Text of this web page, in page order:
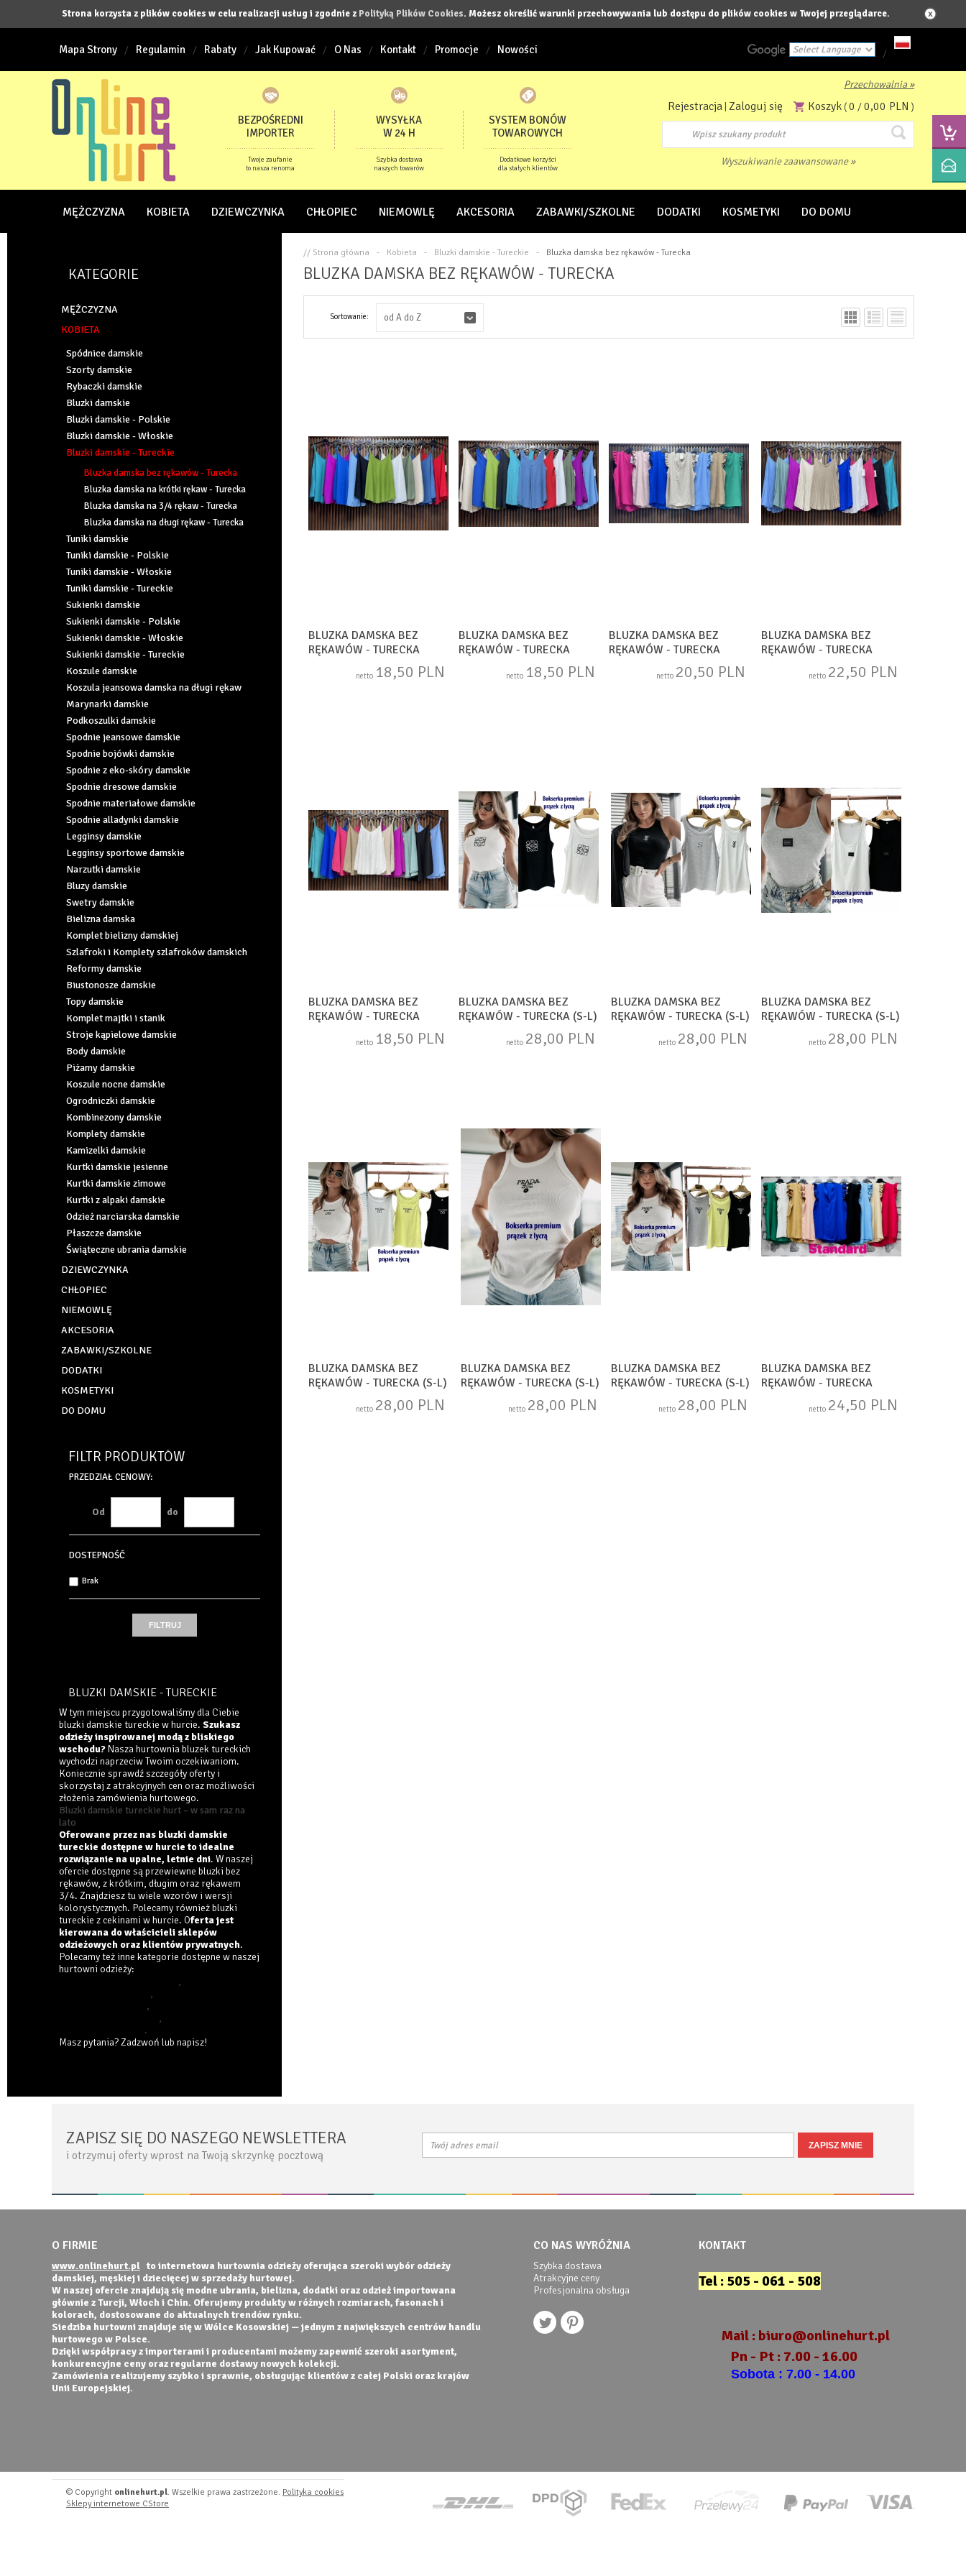
Strona korzysta z plików cookies w celu realizacji usług i zgodnie z Polityką Plików Cookies. Możesz określić warunki przechowywania lub dostępu do plików cookies w Twojej przeglądarce.
Mapa Strony Regulamin Rabaty Jak Kupować O Nas Kontakt Promocje Nowości /
BEZPOŚREDNI
IMPORTER
Twoje zaufanie
to nasza renoma
WYSYŁKA
W 24 H
Szybka dostawa
naszych towarów
SYSTEM BONÓW
TOWAROWYCH
Dodatkowe korzyści
dla stałych klientów
Przechowalnia »
Rejestracja Zaloguj się Koszyk (0 /0,00 PLN )
Wyszukiwanie zaawansowane »
MĘŻCZYZNA KOBIETA DZIEWCZYNKA CHŁOPIEC NIEMOWLĘ AKCESORIA ZABAWKI/SZKOLNE DODATKI KOSMETYKI DO DOMU
KATEGORIE
MĘŻCZYZNA
KOBIETA
Spódnice damskie
Szorty damskie
Rybaczki damskie
Bluzki damskie
Bluzki damskie - Polskie
Bluzki damskie - Włoskie
Bluzki damskie - Tureckie
Bluzka damska bez rękawów - Turecka
Bluzka damska na krótki rękaw - Turecka
Bluzka damska na 3/4 rękaw - Turecka
Bluzka damska na długi rękaw - Turecka
Tuniki damskie
Tuniki damskie - Polskie
Tuniki damskie - Włoskie
Tuniki damskie - Tureckie
Sukienki damskie
Sukienki damskie - Polskie
Sukienki damskie - Włoskie
Sukienki damskie - Tureckie
Koszule damskie
Koszula jeansowa damska na długi rękaw
Marynarki damskie
Podkoszulki damskie
Spodnie jeansowe damskie
Spodnie bojówki damskie
Spodnie z eko-skóry damskie
Spodnie dresowe damskie
Spodnie materiałowe damskie
Spodnie alladynki damskie
Legginsy damskie
Legginsy sportowe damskie
Narzutki damskie
Bluzy damskie
Swetry damskie
Bielizna damska
Komplet bielizny damskiej
Szlafroki i Komplety szlafroków damskich
Reformy damskie
Biustonosze damskie
Topy damskie
Komplet majtki i stanik
Stroje kąpielowe damskie
Body damskie
Piżamy damskie
Koszule nocne damskie
Ogrodniczki damskie
Kombinezony damskie
Komplety damskie
Kamizelki damskie
Kurtki damskie jesienne
Kurtki damskie zimowe
Kurtki z alpaki damskie
Odzież narciarska damskie
Płaszcze damskie
Świąteczne ubrania damskie
DZIEWCZYNKA
CHŁOPIEC
NIEMOWLĘ
AKCESORIA
ZABAWKI/SZKOLNE
DODATKI
KOSMETYKI
DO DOMU
FILTR PRODUKTÓW
PRZEDZIAŁ CENOWY:
Od do
DOSTEPNOŚĆ
Brak
BLUZKI DAMSKIE - TURECKIE
W tym miejscu przygotowaliśmy dla Ciebie
bluzki damskie tureckie w hurcie. Szukasz
odzieży inspirowanej modą z bliskiego
wschodu?Nasza hurtownia bluzek tureckich
wychodzi naprzeciw Twoim oczekiwaniom.
Koniecznie sprawdź szczegóły oferty i
skorzystaj z atrakcyjnych cen oraz możliwości
złożenia zamówienia hurtowego.
Bluzki damskie tureckie hurt – w sam raz na
lato
Oferowane przez nas bluzki damskie
tureckie dostępne w hurcie to idealne
rozwiązanie na upalne, letnie dni. W naszej
ofercie dostępne są przewiewne bluzki bez
rękawów, z krótkim, długim oraz rękawem
3/4. Znajdziesz tu wiele wzorów i wersji
kolorystycznych. Polecamy również bluzki
tureckie z cekinami w hurcie. Oferta jest
kierowana do właścicieli sklepów
odzieżowych oraz klientów prywatnych.
Polecamy też inne kategorie dostępne w naszej
hurtowni odzieży:
,
,
,
,
.
Masz pytania? Zadzwoń lub napisz!
// Strona główna - Kobieta - Bluzki damskie - Tureckie - Bluzka damska bez rękawów - Turecka
BLUZKA DAMSKA BEZ RĘKAWÓW - TURECKA
Sortowanie: od A do Z
BLUZKA DAMSKA BEZ
RĘKAWÓW - TURECKA
(STANDARD) DH17359
netto 18,50 PLN
BLUZKA DAMSKA BEZ
RĘKAWÓW - TURECKA
(STANDARD) DH17360
netto 18,50 PLN
BLUZKA DAMSKA BEZ
RĘKAWÓW - TURECKA
(STANDARD) DH17361
netto 20,50 PLN
BLUZKA DAMSKA BEZ
RĘKAWÓW - TURECKA
(STANDARD) DH17362
netto 22,50 PLN
BLUZKA DAMSKA BEZ
RĘKAWÓW - TURECKA
(STANDARD) DH17358
netto 18,50 PLN
BLUZKA DAMSKA BEZ
RĘKAWÓW - TURECKA (S-L)
netto 28,00 PLN
BLUZKA DAMSKA BEZ
RĘKAWÓW - TURECKA (S-L)
netto 28,00 PLN
BLUZKA DAMSKA BEZ
RĘKAWÓW - TURECKA (S-L)
netto 28,00 PLN
BLUZKA DAMSKA BEZ
RĘKAWÓW - TURECKA (S-L)
netto 28,00 PLN
BLUZKA DAMSKA BEZ
RĘKAWÓW - TURECKA (S-L)
netto 28,00 PLN
BLUZKA DAMSKA BEZ
RĘKAWÓW - TURECKA (S-L)
netto 28,00 PLN
BLUZKA DAMSKA BEZ
RĘKAWÓW - TURECKA
(STANDARD) TP10460
netto 24,50 PLN
ZAPISZ SIĘ DO NASZEGO NEWSLETTERA
i otrzymuj oferty wprost na Twoją skrzynkę pocztową
O FIRMIE
www.onlinehurt.pl to internetowa hurtownia odzieży oferująca szeroki wybór odzieży
damskiej, męskiej i dziecięcej w sprzedaży hurtowej.
W naszej ofercie znajdują się modne ubrania, bielizna, dodatki oraz odzież importowana
głównie z Turcji, Włoch i Chin. Oferujemy produkty w różnych rozmiarach, fasonach i
kolorach, dostosowane do aktualnych trendów rynku.
Siedziba hurtowni znajduje się w Wólce Kosowskiej — jednym z największych centrów handlu
hurtowego w Polsce.
Dzięki współpracy z importerami i producentami możemy zapewnić szeroki asortyment,
konkurencyjne ceny oraz regularne dostawy nowych kolekcji.
Zamówienia realizujemy szybko i sprawnie, obsługując klientów z całej Polski oraz krajów
Unii Europejskiej.
CO NAS WYRÓŻNIA
Szybka dostawa
Atrakcyjne ceny
Profesjonalna obsługa
KONTAKT
Tel : 505 - 061 - 508
Mail : biuro@onlinehurt.pl
Pn - Pt : 7.00 - 16.00
Sobota : 7.00 - 14.00
© Copyright onlinehurt.pl. Wszelkie prawa zastrzeżone. Polityka cookies
Sklepy internetowe CStore